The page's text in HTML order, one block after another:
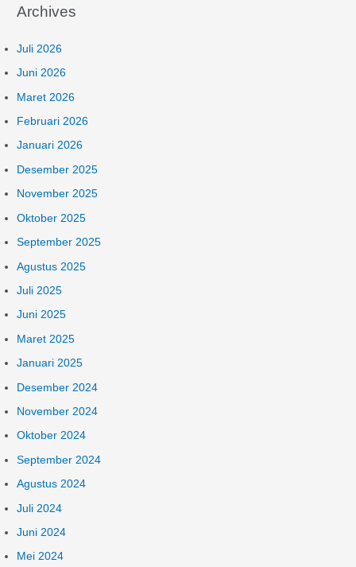
Archives
Juli 2026
Juni 2026
Maret 2026
Februari 2026
Januari 2026
Desember 2025
November 2025
Oktober 2025
September 2025
Agustus 2025
Juli 2025
Juni 2025
Maret 2025
Januari 2025
Desember 2024
November 2024
Oktober 2024
September 2024
Agustus 2024
Juli 2024
Juni 2024
Mei 2024